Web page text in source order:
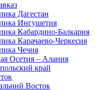
Дагестан
Ингушетия
Кабардино-Балкария
Карачаево-Черкесия
Чечня
Осетия – Алания
край
Восток